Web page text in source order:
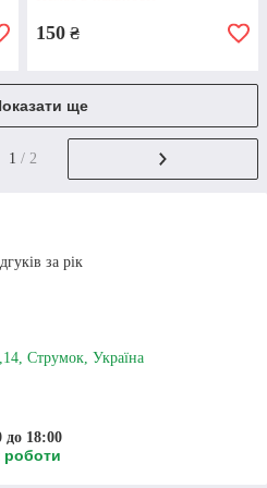
АБРИКОСА
сорт абрикоса, його
не дуже великі, проте
150 ₴
ще
1 / 2
за рік
Струмок, Україна
до 18:00
роботи